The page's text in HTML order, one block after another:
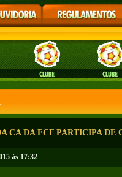
CA DA FCF PARTICIPA
às 17:32